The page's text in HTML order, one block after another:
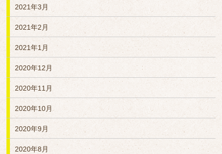
2021年3月
2021年2月
2021年1月
2020年12月
2020年11月
2020年10月
2020年9月
2020年8月